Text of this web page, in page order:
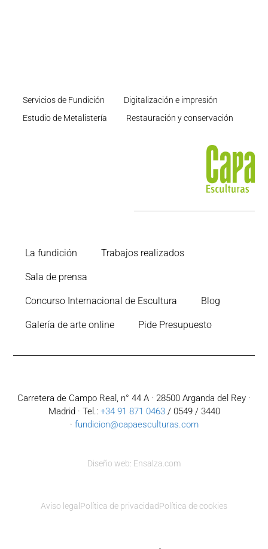
Servicios de Fundición
Digitalización e impresión
Estudio de Metalistería
Restauración y conservación
La fundición Trabajos realizados
Sala de prensa
Concurso Internacional de Escultura Blog
Galería de arte online Pide Presupuesto
Carretera de Campo Real, n° 44 A · 28500 Arganda del Rey ·
Madrid · Tel.: +34 91 871 0463/ 0549 / 3440
· fundicion@capaesculturas.com
Diseño web: Ensalza.com
Aviso legal Política de privacidadPolítica de cookies